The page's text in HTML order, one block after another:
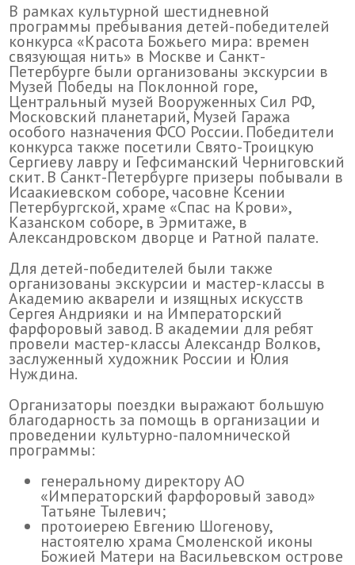
В рамках культурной шестидневной
программы пребывания детей-победителей
конкурса «Красота Божьего мира: времен
связующая нить» в Москве и Санкт-
Петербурге были организованы экскурсии в
Музей Победы на Поклонной горе,
Центральный музей Вооруженных Сил РФ,
Московский планетарий, Музей Гаража
особого назначения ФСО России. Победители
конкурса также посетили Свято-Троицкую
Сергиеву лавру и Гефсиманский Черниговский
скит. В Санкт-Петербурге призеры побывали в
Исаакиевском соборе, часовне Ксении
Петербургской, храме «Спас на Крови»,
Казанском соборе, в Эрмитаже, в
Александровском дворце и Ратной палате.
Для детей-победителей были также
организованы экскурсии и мастер-классы в
Академию акварели и изящных искусств
Сергея Андрияки и на Императорский
фарфоровый завод. В академии для ребят
провели мастер-классы Александр Волков,
заслуженный художник России и Юлия
Нуждина.
Организаторы поездки выражают большую
благодарность за помощь в организации и
проведении культурно-паломнической
программы:
генеральному директору АО
«Императорский фарфоровый завод»
Татьяне Тылевич;
протоиерею Евгению Шогенову,
настоятелю храма Смоленской иконы
Божией Матери на Васильевском острове